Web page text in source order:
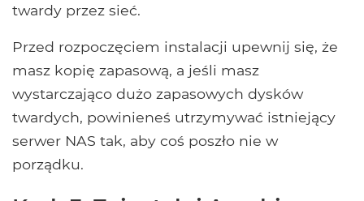
twardy przez sieć.
Przed rozpoczęciem instalacji upewnij się, że
masz kopię zapasową, a jeśli masz
wystarczająco dużo zapasowych dysków
twardych, powinieneś utrzymywać istniejący
serwer NAS tak, aby coś poszło nie w
porządku.